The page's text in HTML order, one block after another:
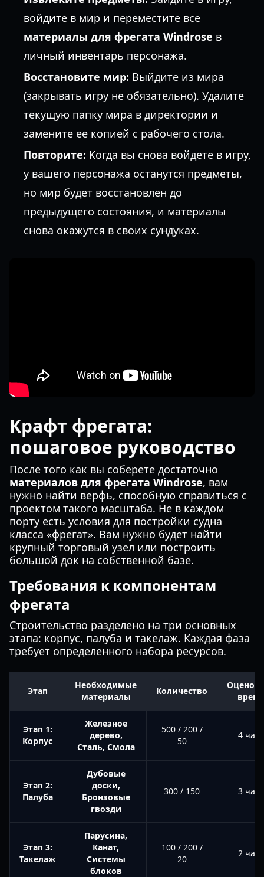
войдите в мир и переместите все
материалы для фрегата Windrose в
личный инвентарь персонажа.
Восстановите мир: Выйдите из мира
(закрывать игру не обязательно). Удалите
текущую папку мира в директории и
замените ее копией с рабочего стола.
Повторите: Когда вы снова войдете в игру,
у вашего персонажа останутся предметы,
но мир будет восстановлен до
предыдущего состояния, и материалы
снова окажутся в своих сундуках.
Крафт фрегата:
пошаговое руководство
После того как вы соберете достаточно
материалов для фрегата Windrose, вам
нужно найти верфь, способную справиться с
проектом такого масштаба. Не в каждом
порту есть условия для постройки судна
класса «фрегат». Вам нужно будет найти
крупный торговый узел или построить
большой док на собственной базе.
Требования к компонентам
фрегата
Строительство разделено на три основных
этапа: корпус, палуба и такелаж. Каждая фаза
требует определенного набора ресурсов.
Этап
Необходимые
материалы
Количество
время
Этап 1:
Корпус
Железное
дерево,
Сталь, Смола
500 / 200 /
50
4 часа
Этап 2:
Палуба
Дубовые
доски,
Бронзовые
гвозди
300 / 150 3 часа
Этап 3:
Такелаж
Парусина,
Канат,
Системы
блоков
100 / 200 /
20
2 часа